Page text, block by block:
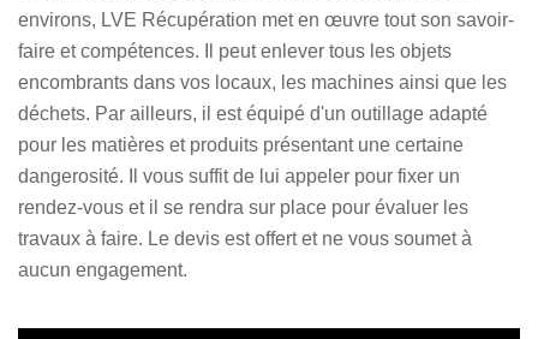
environs, LVE Récupération met en œuvre tout son savoir-
faire et compétences. Il peut enlever tous les objets
encombrants dans vos locaux, les machines ainsi que les
déchets. Par ailleurs, il est équipé d'un outillage adapté
pour les matières et produits présentant une certaine
dangerosité. Il vous suffit de lui appeler pour fixer un
rendez-vous et il se rendra sur place pour évaluer les
travaux à faire. Le devis est offert et ne vous soumet à
aucun engagement.